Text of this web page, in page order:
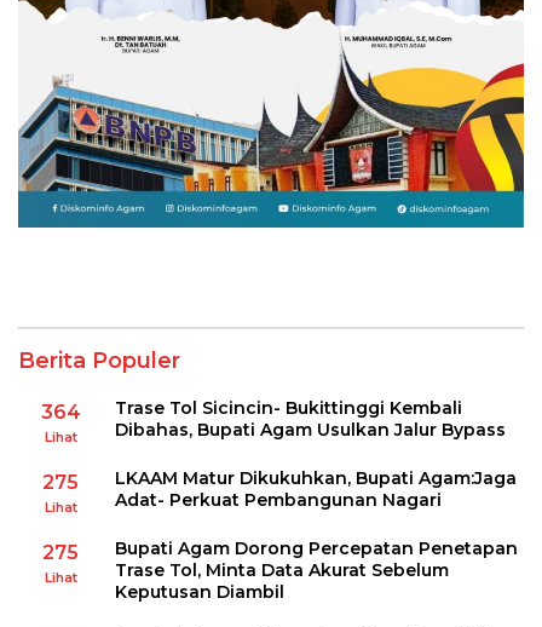
Berita Populer
364
Lihat
Trase Tol Sicincin- Bukittinggi Kembali
Dibahas, Bupati Agam Usulkan Jalur Bypass
275
Lihat
LKAAM Matur Dikukuhkan, Bupati Agam:Jaga
Adat- Perkuat Pembangunan Nagari
275
Lihat
Bupati Agam Dorong Percepatan Penetapan
Trase Tol, Minta Data Akurat Sebelum
Keputusan Diambil